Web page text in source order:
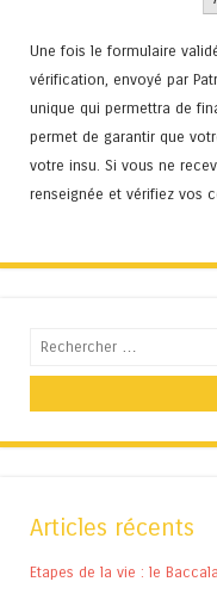
Une fois le formulaire
vérification, envoyé par
unique qui permettra de
permet de garantir que
votre insu. Si vous ne
renseignée et vérifiez vos
Recherche
Articles récents
Etapes de la vie : le